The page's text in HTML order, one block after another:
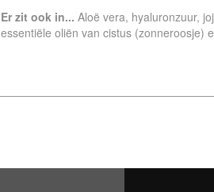
Er zit ook in... Aloë vera, hyaluronzuur,
essentiële oliën van cistus (zonneroosje)